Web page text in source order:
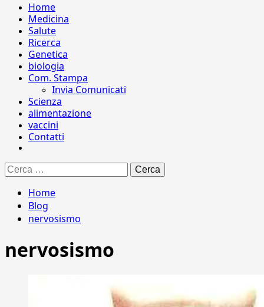
Home
Medicina
Salute
Ricerca
Genetica
biologia
Com. Stampa
Invia Comunicati
Scienza
alimentazione
vaccini
Contatti
Ricerca
per:
Home
Blog
nervosismo
nervosismo